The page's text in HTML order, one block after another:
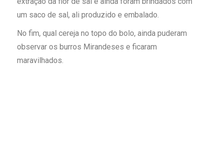
um saco de sal, ali produzido e embalado.
No fim, qual cereja no topo do bolo, ainda puderam
observar os burros Mirandeses e ficaram
maravilhados.